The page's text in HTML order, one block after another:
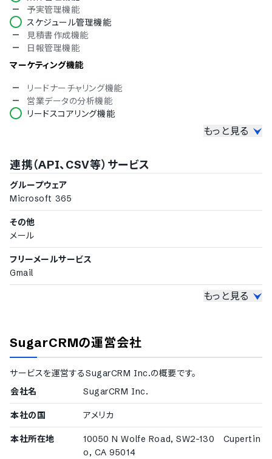
スペイン語
スウェーデン語
タイ語
アラビア語
インドネシア語
クロアチア語
チェコ語
ヘブライ語
トルコ語
ベトナム語
予実管理機能
スケジュール管理機能
見積書作成機能
日報管理機能
マーケティング機能
リードナーチャリング機能
営業データの分析機能
リードスコアリング機能
SMS配信機能
データのインポート機能
アンケート作成機能
ダッシュボードのカスタマイズ対応
もっと見る
連携（API、CSV等）サービス
グループウェア
Microsoft 365
その他
メール
フリーメールサービス
Gmail
もっと見る
SugarCRMの運営会社
サービスを運営するSugarCRM Inc.の概要です。
会社名
SugarCRM Inc.
本社の国 アメリカ
本社所在地
10050 N Wolfe Road, SW2-130 Cupertin
o, CA 95014